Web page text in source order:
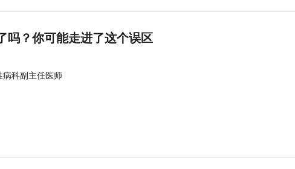
吗？你可能走进了这个误区
科副主任医师